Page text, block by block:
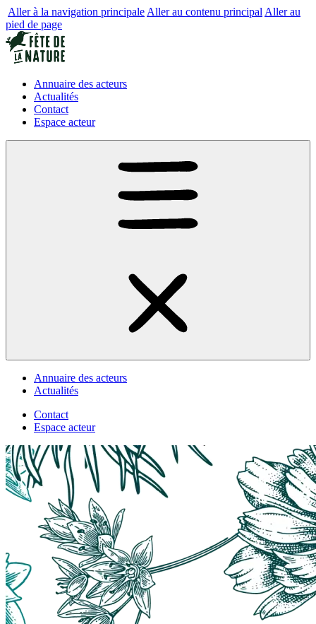
Aller à la navigation principale Aller au contenu principal Aller au
pied de page
Annuaire des acteurs
Actualités
Contact
Espace acteur
Annuaire des acteurs
Actualités
Contact
Espace acteur